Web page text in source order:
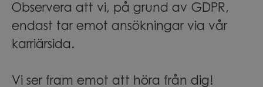
Observera att vi, på grund av GDPR,
endast tar emot ansökningar via vår
karriärsida.
Vi ser fram emot att höra från dig!